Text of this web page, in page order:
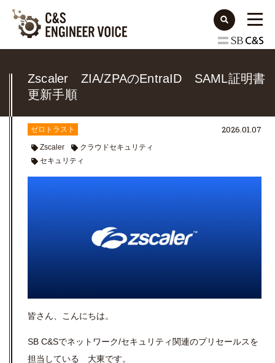
Zscaler ZIA/ZPAのEntraID SAML証明書
更新手順
ゼロトラスト
Zscaler
クラウドセキュリティ
セキュリティ
2026.01.07
皆さん、こんにちは。
SB C&Sでネットワーク/セキュリティ関連のプリセールスを
担当している 大東です。